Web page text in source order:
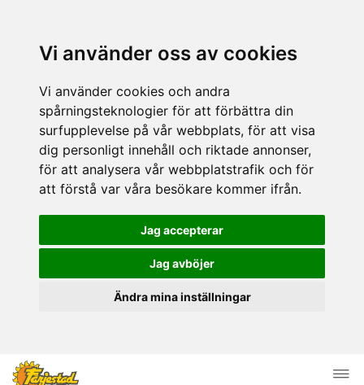
Vi använder oss av cookies
Vi använder cookies och andra
spårningsteknologier för att förbättra din
surfupplevelse på vår webbplats, för att visa
dig personligt innehåll och riktade annonser,
för att analysera vår webbplatstrafik och för
att förstå var våra besökare kommer ifrån.
Jag accepterar
Jag avböjer
Ändra mina inställningar